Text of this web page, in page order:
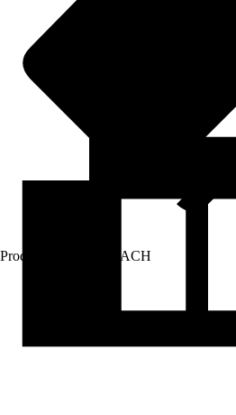
Prodej přes: HORNBACH